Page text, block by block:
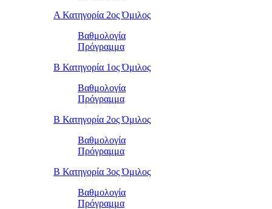
Α Κατηγορία 2ος Όμιλος
Βαθμολογία
Πρόγραμμα
Β Κατηγορία 1ος Όμιλος
Βαθμολογία
Πρόγραμμα
Β Κατηγορία 2ος Όμιλος
Βαθμολογία
Πρόγραμμα
Β Κατηγορία 3ος Όμιλος
Βαθμολογία
Πρόγραμμα